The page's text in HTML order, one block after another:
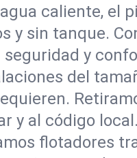
caliente, el
y sin tanque.
y
del
y al código local.
flotadores